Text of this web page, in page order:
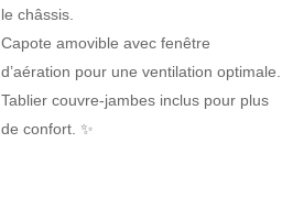
le châssis.
Capote amovible avec fenêtre
d’aération pour une ventilation optimale.
Tablier couvre-jambes inclus pour plus
de confort. ✨